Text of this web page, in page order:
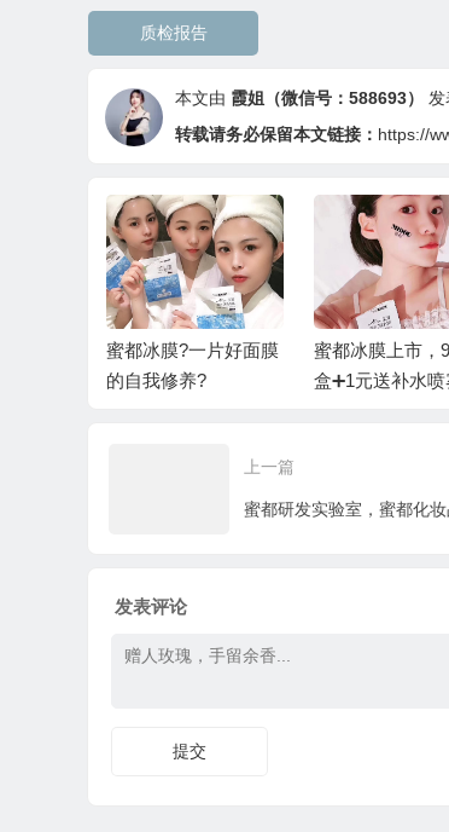
质检报告
本文由 霞姐（微信号：588693）
转载请务必保留本文链接： https://
蜜都冰膜?一片好面膜
的自我修养?
蜜都冰膜上市，
盒➕1元送补水喷
上一篇
发表评论